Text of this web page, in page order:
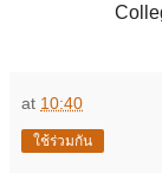
at 10:40
ใช้ร่วมกัน